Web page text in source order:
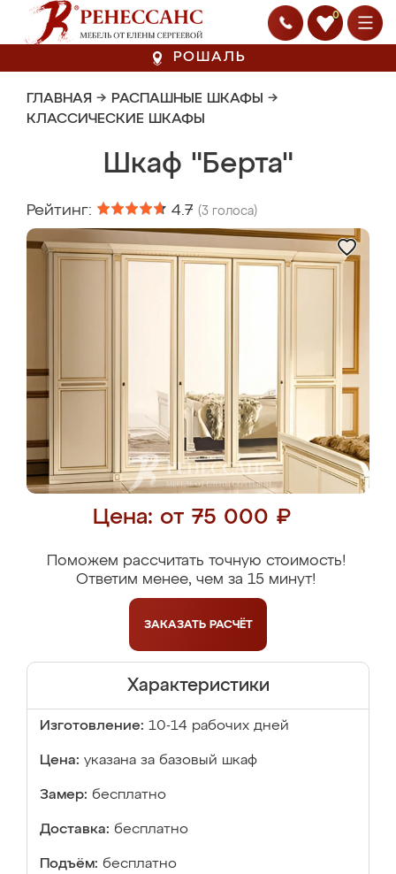
0
РОШАЛЬ
ГЛАВНАЯ → РАСПАШНЫЕ ШКАФЫ →
КЛАССИЧЕСКИЕ ШКАФЫ
Шкаф "Берта"
Рейтинг: 4.7 (3 голоса)
Цена: от 75 000 ₽
Поможем рассчитать точную стоимость!
Ответим менее, чем за 15 минут!
ЗАКАЗАТЬ РАСЧЁТ
Характеристики
Изготовление: 10-14 рабочих дней
Цена: указана за базовый шкаф
Замер: бесплатно
Доставка: бесплатно
Подъём: бесплатно